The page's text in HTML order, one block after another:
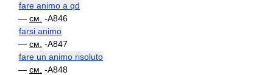
fare animo a qd
— см. -A846
farsi animo
— см. -A847
fare un animo risoluto
— см. -A848